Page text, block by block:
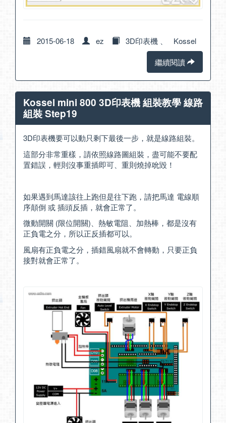
2015-06-18 ez 3D印表機
Kossel
繼續閱讀
Kossel mini 800 3D印表機 組裝教學 線路
組裝 Step19
3D印表機要可以動只剩下最後一步，就是線路組裝。
這部分非常重樣，請依照線路圖組裝，盡可能不要配
置錯誤，輕則沒事重插即可、重則燒掉吮毀！
如果遇到馬達該往上跑但是往下跑，請把馬達 電線順
序顛倒 或 插頭反插，就會正常了。
微動開關 (限位開關)、熱敏電阻、加熱棒，都是沒有
正負電之分，所以正反插都可以。
風扇有正負電之分，插錯風扇就不會轉動，只要正負
接對就會正常了。